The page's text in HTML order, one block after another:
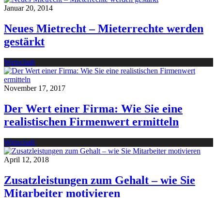
Januar 20, 2014
Neues Mietrecht – Mieterrechte werden
gestärkt
Wirtschaft
November 17, 2017
Der Wert einer Firma: Wie Sie eine
realistischen Firmenwert ermitteln
Wirtschaft
April 12, 2018
Zusatzleistungen zum Gehalt – wie Sie
Mitarbeiter motivieren